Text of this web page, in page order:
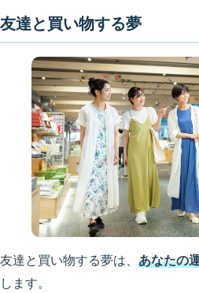
友達と買い物する夢
友達と買い物する夢は、 あなたの
します。